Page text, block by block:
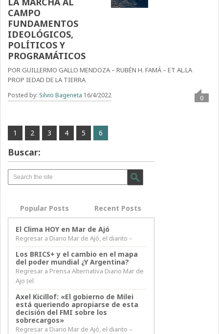
CAMPO
FUNDAMENTOS
IDEOLÓGICOS,
POLÍTICOS Y
PROGRAMÁTICOS
POR GUILLERMO GALLO MENDOZA – RUBÉN H. FAMÁ – ET AL.LA
PROP IEDAD DE LA TIERRA
Posted by: Silvio Bageneta 16/4/2022 0
1 2 3 4 5 6
Buscar:
Popular Posts Recent Posts
El Clima HOY en Mar de Ajó
Regresar a Diario Mar de Ajó, el diarito –
Los BRICS+ y el cambio en el mapa
del poder mundial ¿Y Argentina?
Regresar a Prensa Alternativa Diario Mar de
Ajo (el
Axel Kicillof: «El gobierno de Milei
está queriendo apropiarse de esta
decisión del FMI sobre los
sobrecargos»
Regresar a Diario Mar de Ajó, el diarito –